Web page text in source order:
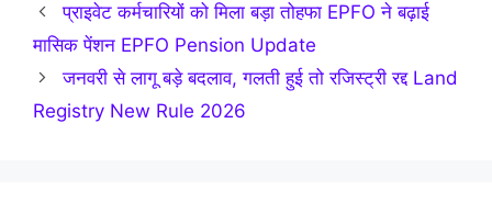
प्राइवेट कर्मचारियों को मिला बड़ा तोहफा EPFO ने बढ़ाई
मासिक पेंशन EPFO Pension Update
जनवरी से लागू बड़े बदलाव, गलती हुई तो रजिस्ट्री रद्द Land
Registry New Rule 2026